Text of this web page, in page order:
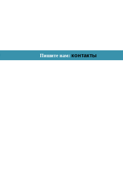
Пишите нам: контакты